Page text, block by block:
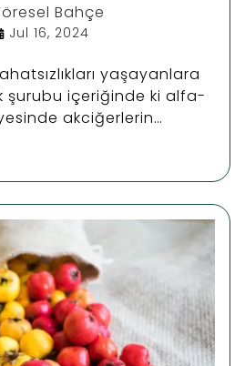
Bahçe
Jul 16, 2024
yaşayanlara
şurubu içeriğinde ki alfa-
akciğerlerin
yardımcı olur. Astım,
alternatif sağlık
kullanılmaktadır.